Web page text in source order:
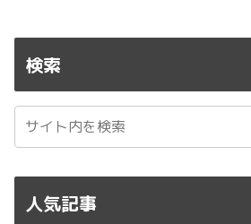
検索
人気記事